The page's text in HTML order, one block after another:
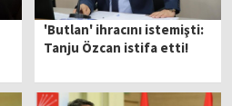
'Butlan' ihracını istemişti:
Tanju Özcan istifa etti!